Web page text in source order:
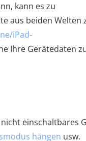
kann es zu
aus beiden Welten
iPad-
Ihre Gerätedaten
einschaltbares
hängen usw.